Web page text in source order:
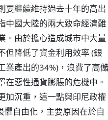
要繼續維持過去十年的高出
中國大陸的兩大致命經濟難
。由於擔心造成城市中大量
但降低了資金利用效率 (銀
業產出的34%)，浪費了高
惡性通貨膨脹的危機中。
加沉重，這一點與印尼政權
自由化，主要原因在於自